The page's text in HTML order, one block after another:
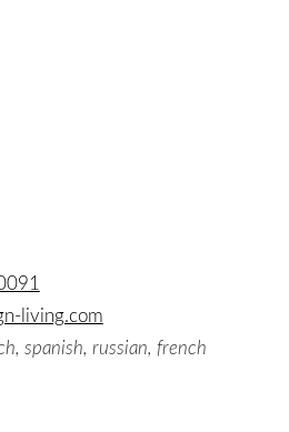
living.com
spanish, russian, french